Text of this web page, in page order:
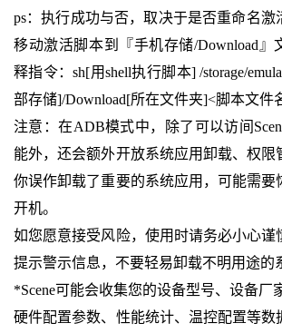
ps：执行成功与否，取决于是否重命名激
移动激活脚本到『手机存储/Download』
释指令：sh[用shell执行脚本] /storage/
部存储]/Download[所在文件夹]<脚本文件
注意：在ADB模式中，除了可以访间
能外，还会额外开放系统应用卸载、权限
你误作卸载了重要的系统应用，可能需要
开机。
如您愿意接受风险，使用时请务必小心谨
提示警示信息，不要轻易卸载不明用途的
*Scene可能会收集您的设备型号、设备厂
硬件配置参数、性能统计、温控配置等数